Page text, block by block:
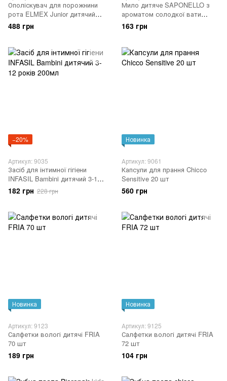
Ополіскувач для порожнини
рота ELMEX Junior дитячий
400мл
488 грн
Мило дитяче SAPONELLO з
ароматом солодкої вати
300мл
163 грн
−20%
Артикул: 9035
Засіб для інтимної гігіени
INFASIL Bambini дитячий 3-12
років 200мл
182 грн 228 грн
Новинка
Артикул: 9061
Капсули для прання Chicco
Sensitive 20 шт
560 грн
Новинка
Артикул: 9123
Салфетки вологі дитячі FRIA
70 шт
189 грн
Новинка
Артикул: 9125
Салфетки вологі дитячі FRIA
72 шт
104 грн